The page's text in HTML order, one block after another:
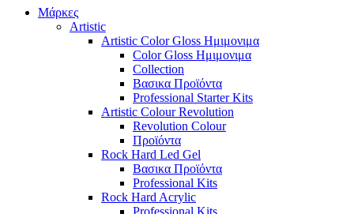
Μάρκες
Artistic
Artistic Color Gloss Ημιμονιμα
Color Gloss Ημιμονιμα
Collection
Βασικα Προϊόντα
Professional Starter Kits
Artistic Colour Revolution
Revolution Colour
Προϊόντα
Rock Hard Led Gel
Βασικα Προϊόντα
Professional Kits
Rock Hard Acrylic
Professional Kits